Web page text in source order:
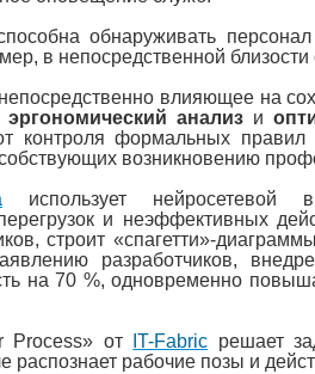
обнаруживать
в непосредственной
влияющее на
эргономический анализ и
контроля формальных
возникновению
использует нейросетевой
и неэффективных
строит «спагетти»-
разработчиков,
на 70 %, одновременно
Process» от
IT-Fabric решает
распознает рабочие позы и